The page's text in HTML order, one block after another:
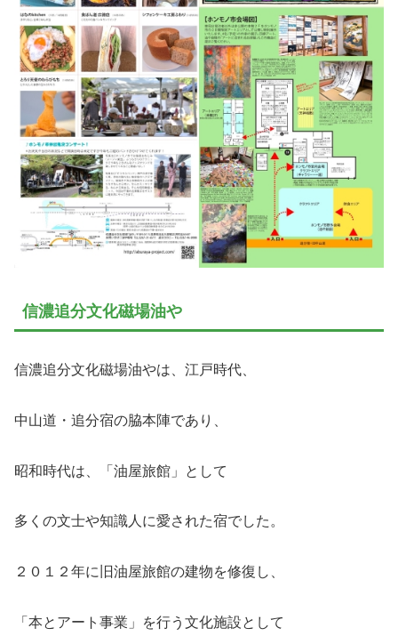
信濃追分文化磁場油や
信濃追分文化磁場油やは、江戸時代、
中山道・追分宿の脇本陣であり、
昭和時代は、「油屋旅館」として
多くの文士や知識人に愛された宿でした。
２０１２年に旧油屋旅館の建物を修復し、
「本とアート事業」を行う文化施設として